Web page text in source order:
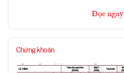
Đọc ngay
Chứng khoán